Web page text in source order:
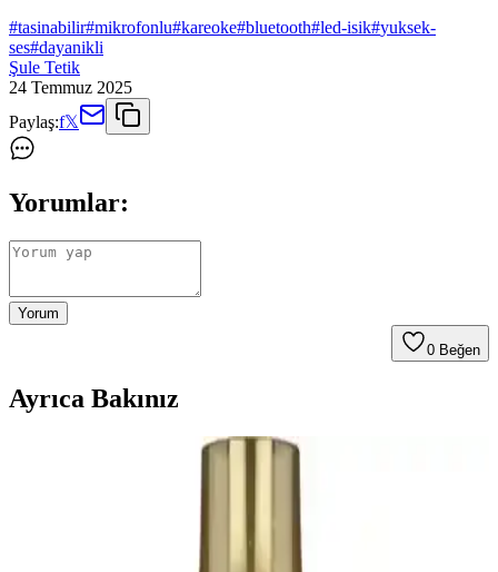
#tasinabilir#mikrofonlu#kareoke#bluetooth#led-isik#yuksek-
ses#dayanikli
Şule Tetik
24 Temmuz 2025
Paylaş:f𝕏
Yorumlar:
Yorum
0 Beğen
Ayrıca Bakınız
Hayatı Kolaylaştıran Çözüm
Günlük yaşamda çanta içi düzeni sağlayan pratik organizerler, farklı
boyut ve özellikleriyle eşyaları düzenli tutar, zaman kazandırır ve